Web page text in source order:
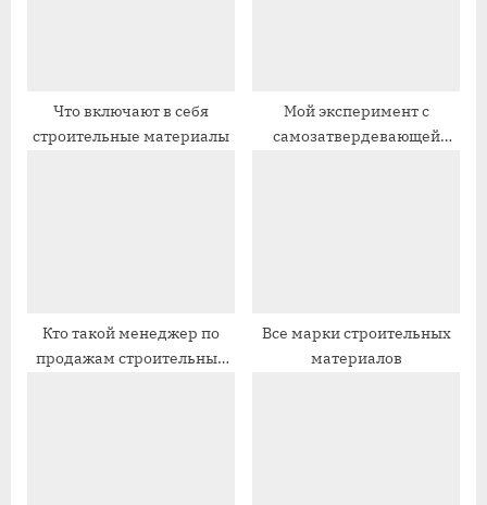
с
и
Что включают в себя
строительные материалы
Мой эксперимент с
самозатвердевающей
Кто такой менеджер по
продажам строительных
Все марки строительных
материалов